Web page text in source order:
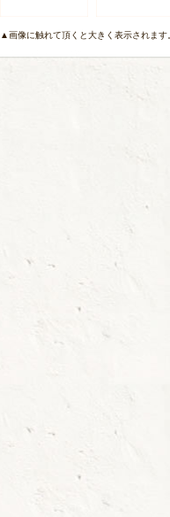
▲画像に触れて頂くと大きく表示されます